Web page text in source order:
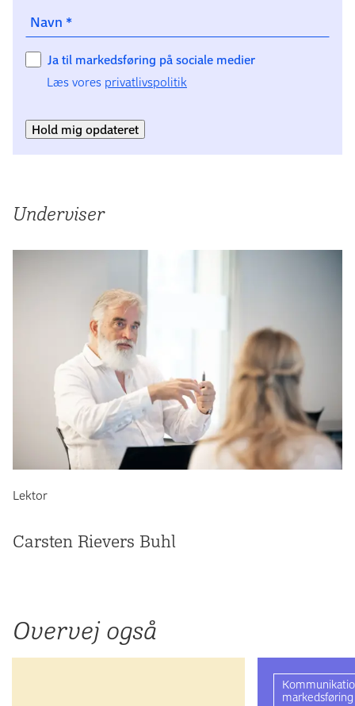
læringsfællesskaber, feedbackprocesser og faglige og
tværfaglige samarbejder.
Navn *
Ja til markedsføring på sociale medier
Læs vores privatlivspolitik
Hold mig opdateret
Underviser
Lektor
Carsten Rievers Buhl
Overvej også
markedsføring